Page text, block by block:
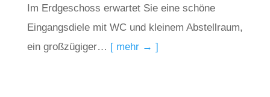
Im Erdgeschoss erwartet Sie eine schöne
Eingangsdiele mit WC und kleinem Abstellraum,
ein großzügiger… [ mehr → ]